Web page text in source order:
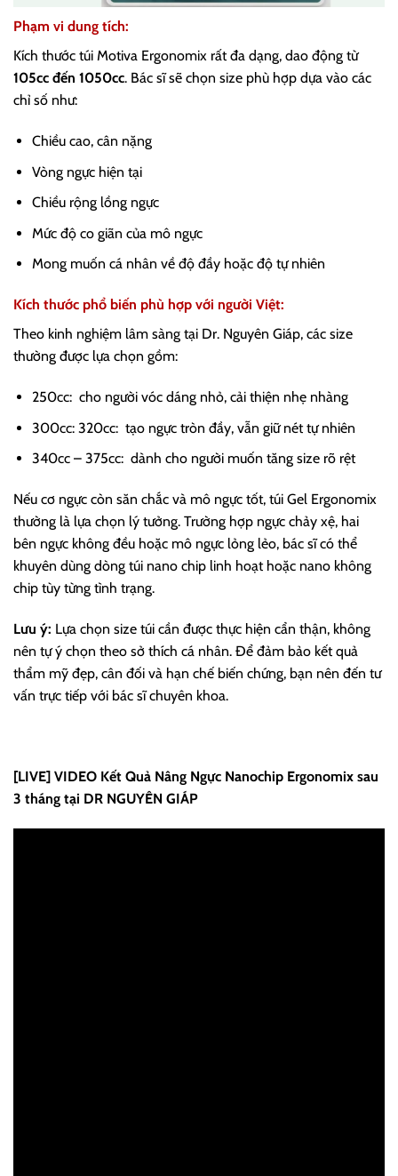
Phạm vi dung tích:
Kích thước túi Motiva Ergonomix rất đa dạng, dao động từ
105cc đến 1050cc. Bác sĩ sẽ chọn size phù hợp dựa vào các
chỉ số như:
Chiều cao, cân nặng
Vòng ngực hiện tại
Chiều rộng lồng ngực
Mức độ co giãn của mô ngực
Mong muốn cá nhân về độ đầy hoặc độ tự nhiên
Kích thước phổ biến phù hợp với người Việt:
Theo kinh nghiệm lâm sàng tại Dr. Nguyên Giáp, các size
thường được lựa chọn gồm:
250cc: cho người vóc dáng nhỏ, cải thiện nhẹ nhàng
300cc: 320cc: tạo ngực tròn đầy, vẫn giữ nét tự nhiên
340cc – 375cc: dành cho người muốn tăng size rõ rệt
Nếu cơ ngực còn săn chắc và mô ngực tốt, túi Gel Ergonomix
thường là lựa chọn lý tưởng. Trường hợp ngực chảy xệ, hai
bên ngực không đều hoặc mô ngực lỏng lẻo, bác sĩ có thể
khuyên dùng dòng túi nano chip linh hoạt hoặc nano không
chip tùy từng tình trạng.
Lưu ý: Lựa chọn size túi cần được thực hiện cẩn thận, không
nên tự ý chọn theo sở thích cá nhân. Để đảm bảo kết quả
thẩm mỹ đẹp, cân đối và hạn chế biến chứng, bạn nên đến tư
vấn trực tiếp với bác sĩ chuyên khoa.
[LIVE] VIDEO Kết Quả Nâng Ngực Nanochip Ergonomix sau
3 tháng tại DR NGUYÊN GIÁP